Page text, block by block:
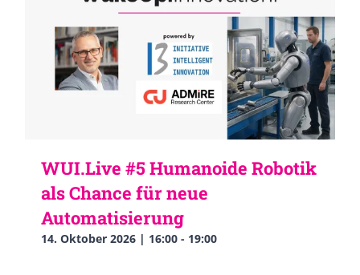
WUI.Live #5 Humanoide Robotik
als Chance für neue
Automatisierung
14. Oktober 2026 | 16:00 - 19:00